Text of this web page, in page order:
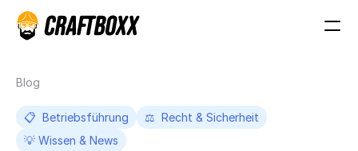
Blog
📋  Betriebsführung
⚖️  Recht & Sicherheit
💡 Wissen & News